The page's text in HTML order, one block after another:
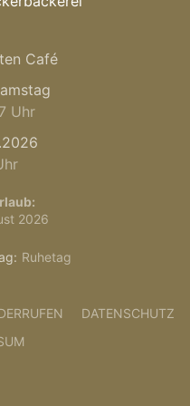
Café
Uhr
2026
Ruhetag
DATENSCHUTZ